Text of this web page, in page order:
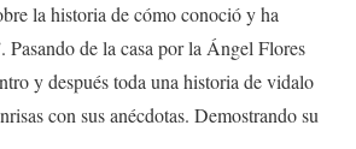
la historia de cómo conoció y ha
de la casa por la Ángel Flores
y después toda una historia de vidalo
con sus anécdotas. Demostrando su